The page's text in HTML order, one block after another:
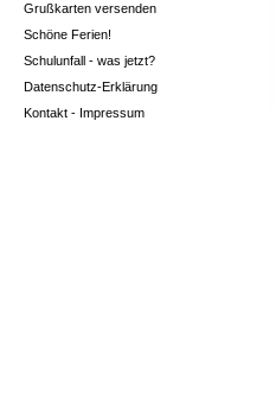
Grußkarten versenden
Schöne Ferien!
Schulunfall - was jetzt?
Datenschutz-Erklärung
Kontakt - Impressum